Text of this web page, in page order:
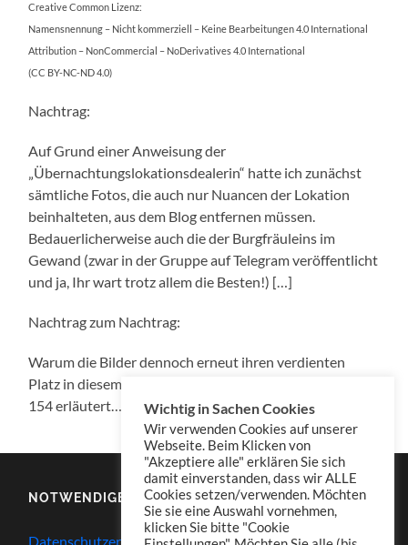
Creative Common Lizenz:
Namensnennung – Nicht kommerziell – Keine Bearbeitungen 4.0 International
Attribution – NonCommercial – NoDerivatives 4.0 International
(CC BY-NC-ND 4.0)
Nachtrag:
Auf Grund einer Anweisung der
„Übernachtungslokationsdealerin“ hatte ich zunächst
sämtliche Fotos, die auch nur Nuancen der Lokation
beinhalteten, aus dem Blog entfernen müssen.
Bedauerlicherweise auch die der Burgfräuleins im
Gewand (zwar in der Gruppe auf Telegram veröffentlicht
und ja, Ihr wart trotz allem die Besten!) […]
Nachtrag zum Nachtrag:
Warum die Bilder dennoch erneut ihren verdienten
Platz in diesem Beitrag erhielten wird in KRD Konserve
154 erläutert…
NOTWENDIGES
Datenschutzerklärung
Wichtig in Sachen Cookies
Wir verwenden Cookies auf unserer
Webseite. Beim Klicken von
"Akzeptiere alle" erklären Sie sich
damit einverstanden, dass wir ALLE
Cookies setzen/verwenden. Möchten
Sie sie eine Auswahl vornehmen,
klicken Sie bitte "Cookie